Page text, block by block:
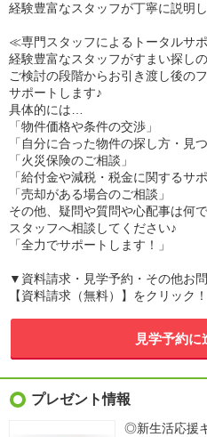
経験豊富なスタッフが丁寧に説明
≪専門スタッフによるトータルサ
経験豊富なスタッフがすまい探し
ご検討の段階からお引き渡し後の
サポートします♪
具体的には…
「物件価格や条件の交渉」
「自分に合った物件の探し方・見つ
「火災保険のご相談」
「給付金や減税・税金に関するサポ
「売却がある場合のご相談」
その他、疑問や質問や心配事は何
スタッフへ相談してください♪
「全力でサポートします！」
▼資料請求・見学予約・その他お
【資料請求（無料）】をクリック！
見学予約に
プレゼント情報
◎新生活応援